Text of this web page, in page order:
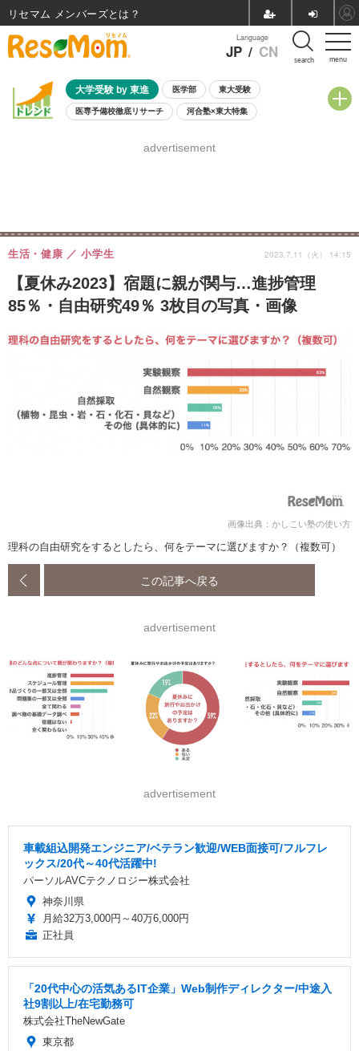
menu
Language
JP / CN search
大学受験 by 東進 医学部 東大受験
医専予備校徹底リサーチ 河合塾×東大特集
8月開催学校説明会・相談会
advertisement
【夏休み2023】宿題に親が関与…進捗管理
85％・自由研究49％ 3枚目の写真・画像
生活・健康 小学生 2023.7.11（火） 14:15
画像出典：かしこい塾の使い方
理科の自由研究をするとしたら、何をテーマに選びますか？（複数可）
この記事へ戻る
advertisement
advertisement
車載組込開発エンジニア/ベテラン歓迎/WEB面接可/フルフレ
ックス/20代～40代活躍中!
パーソルAVCテクノロジー株式会社
神奈川県
月給32万3,000円～40万6,000円
正社員
「20代中心の活気あるIT企業」Web制作ディレクター/中途入
社9割以上/在宅勤務可
株式会社TheNewGate
東京都
リセマム メンバーズ